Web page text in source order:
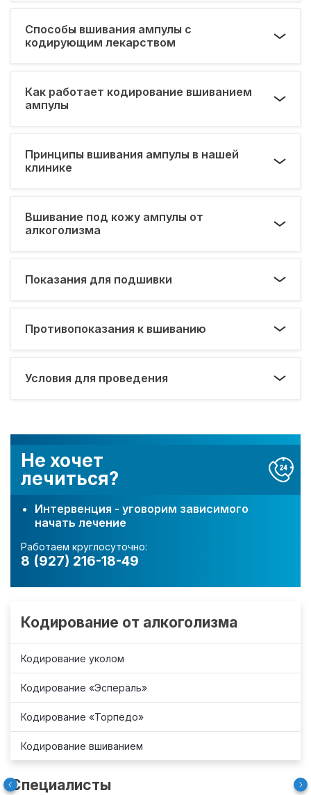
Не хочет
лечиться?
Интервенция - уговорим зависимого
начать лечение
Работаем круглосуточно:
8 (927) 216-18-49
Кодирование от алкоголизма
Кодирование уколом
Кодирование «Эспераль»
Кодирование «Торпедо»
Кодирование вшиванием
Специалисты
Способы вшивания ампулы с
кодирующим лекарством
Как работает кодирование вшиванием
ампулы
Принципы вшивания ампулы в нашей
клинике
Вшивание под кожу ампулы от
алкоголизма
Показания для подшивки
Противопоказания к вшиванию
Условия для проведения